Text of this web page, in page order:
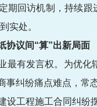
期回访机制，持续
实处。
协议间“算”出新局面
最有发言权。为优化
事纠纷痛点难点，常
设工程施工合同纠纷